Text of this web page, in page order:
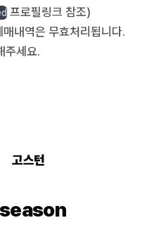
프로필링크 참조)
내역은 무효처리됩니다.
주세요.
고스턴